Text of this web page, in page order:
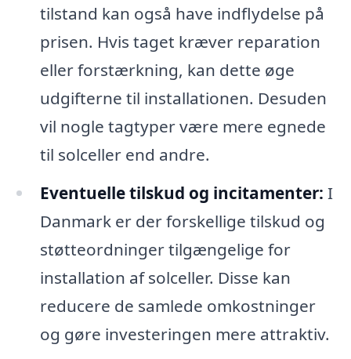
tilstand kan også have indflydelse på
prisen. Hvis taget kræver reparation
eller forstærkning, kan dette øge
udgifterne til installationen. Desuden
vil nogle tagtyper være mere egnede
til solceller end andre.
Eventuelle tilskud og incitamenter: I
Danmark er der forskellige tilskud og
støtteordninger tilgængelige for
installation af solceller. Disse kan
reducere de samlede omkostninger
og gøre investeringen mere attraktiv.